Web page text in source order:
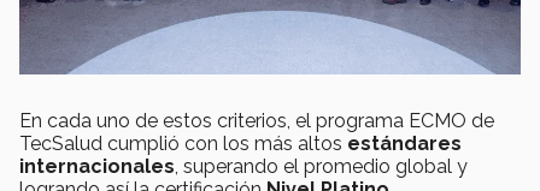
En cada uno de estos criterios, el programa ECMO de
TecSalud cumplió con los más altos estándares
internacionales , superando el promedio global y